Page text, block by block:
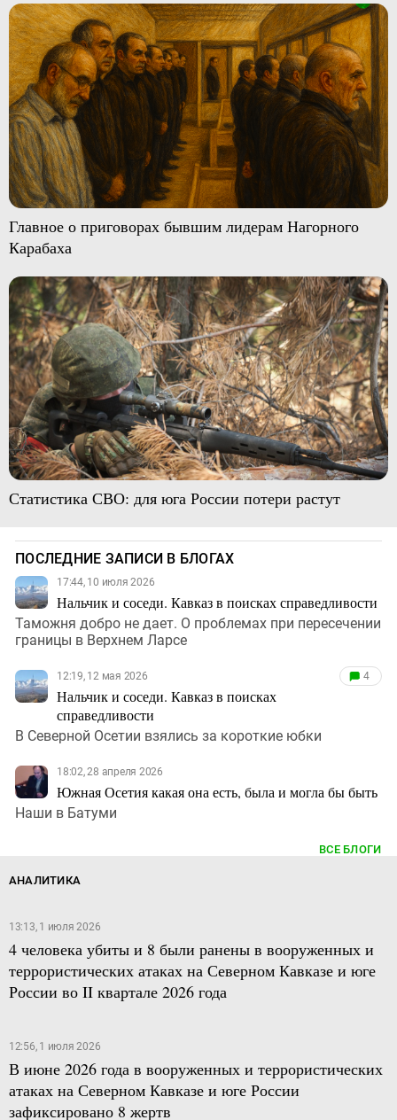
Главное о приговорах бывшим лидерам Нагорного
Карабаха
Статистика СВО: для юга России потери растут
ПОСЛЕДНИЕ ЗАПИСИ В БЛОГАХ
17:44, 10 июля 2026
Нальчик и соседи. Кавказ в поисках справедливости
Таможня добро не дает. О проблемах при пересечении
границы в Верхнем Ларсе
12:19, 12 мая 2026
Нальчик и соседи. Кавказ в поисках
справедливости
4
В Северной Осетии взялись за короткие юбки
18:02, 28 апреля 2026
Южная Осетия какая она есть, была и могла бы быть
Наши в Батуми
ВСЕ БЛОГИ
АНАЛИТИКА
13:13, 1 июля 2026
4 человека убиты и 8 были ранены в вооруженных и
террористических атаках на Северном Кавказе и юге
России во II квартале 2026 года
12:56, 1 июля 2026
В июне 2026 года в вооруженных и террористических
атаках на Северном Кавказе и юге России
зафиксировано 8 жертв